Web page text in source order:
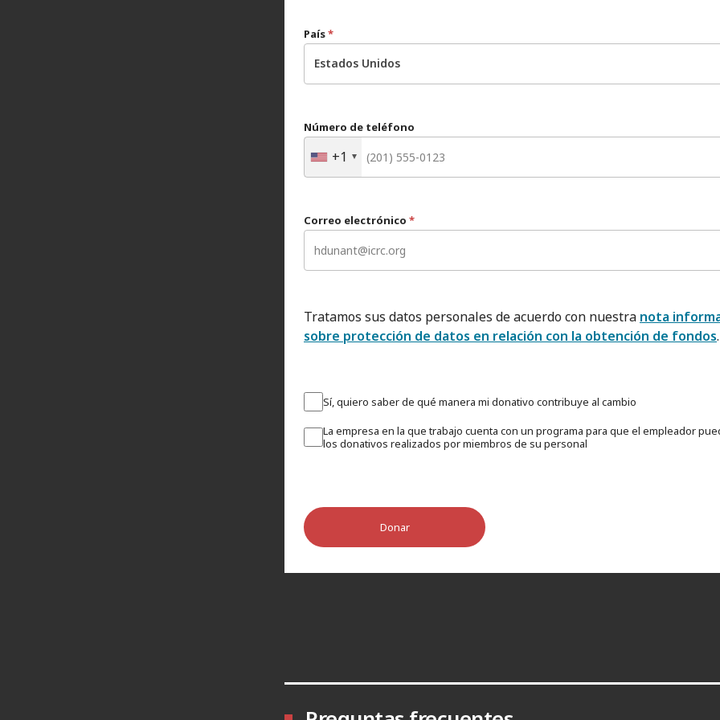
País*
Estados Unidos
Número de teléfono
+1
Correo electrónico *
Tratamos sus datos personales de acuerdo con nuestra nota
sobre protección de datos en relación con la obtención de fondos.
Sí, quiero saber de qué manera mi donativo contribuye al cambio
La empresa en la que trabajo cuenta con un programa para que el empleador
los donativos realizados por miembros de su personal
Donar